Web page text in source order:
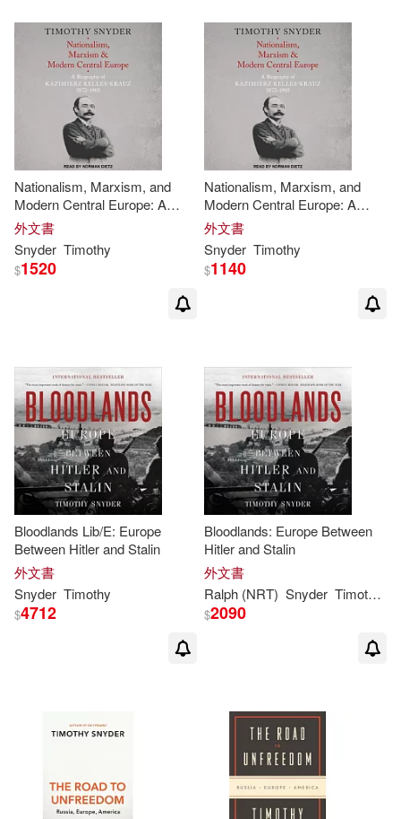
Nationalism, Marxism, and
Modern Central Europe: A
Biography of Kazimierz Kelles-
Krauz, 1872-1905
外文書
Snyder Timothy
$1520
Nationalism, Marxism, and
Modern Central Europe: A
Biography of Kazimierz Kelles-
Krauz, 1872-1905
外文書
Snyder Timothy
$1140
Bloodlands Lib/E: Europe
Between Hitler and Stalin
外文書
Snyder Timothy
$4712
Bloodlands: Europe Between
Hitler and Stalin
外文書
Ralph (NRT) Snyder Timothy
$2090